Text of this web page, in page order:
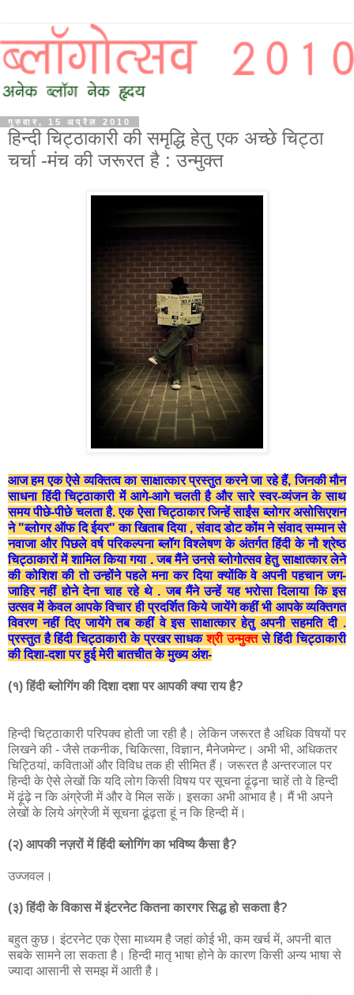
गुरुवार, 15 अप्रैल 2010
हिन्दी चिट्ठाकारी की समृद्धि हेतु एक अच्छे चिट्ठा
चर्चा -मंच की जरूरत है : उन्मुक्त
आज हम एक ऐसे व्यक्तित्व का साक्षात्कार प्रस्तुत करने जा रहे हैं, जिनकी मौन
साधना हिंदी चिट्ठाकारी में आगे-आगे चलती है और सारे स्वर-व्यंजन के साथ
समय पीछे-पीछे चलता है. एक ऐसा चिट्ठाकार जिन्हें साईंस ब्लोगर असोसिएशन
ने "ब्लोगर ऑफ दि ईयर" का खिताब दिया , संवाद डोट कोंम ने संवाद सम्मान से
नवाजा और पिछले वर्ष परिकल्पना ब्लॉग विश्लेषण के अंतर्गत हिंदी के नौ श्रेष्ठ
चिट्ठाकारों में शामिल किया गया . जब मैंने उनसे ब्लोगोत्सव हेतु साक्षात्कार लेने
की कोशिश की तो उन्होंने पहले मना कर दिया क्योंकि वे अपनी पहचान जग-
जाहिर नहीं होने देना चाह रहे थे . जब मैंने उन्हें यह भरोसा दिलाया कि इस
उत्सव में केवल आपके विचार ही प्रदर्शित किये जायेंगे कहीं भी आपके व्यक्तिगत
विवरण नहीं दिए जायेंगे तब कहीं वे इस साक्षात्कार हेतु अपनी सहमति दी .
प्रस्तुत है हिंदी चिट्ठाकारी के प्रखर साधकश्री उन्मुक्तसे हिंदी चिट्ठाकारी
की दिशा-दशा पर हुई मेरी बातचीत के मुख्य अंश-
(१) हिंदी ब्लोगिंग की दिशा दशा पर आपकी क्या राय है?
हिन्दी चिट्ठाकारी परिपक्व होती जा रही है। लेकिन जरूरत है अधिक विषयों पर
लिखने की - जैसे तकनीक, चिकित्सा, विज्ञान, मैनेजमेन्ट। अभी भी, अधिकतर
चिट्ठियां, कविताओं और विविध तक ही सीमित हैं। जरूरत है अन्तरजाल पर
हिन्दी के ऐसे लेखों कि यदि लोग किसी विषय पर सूचना ढ़ूंढ़ना चाहें तो वे हिन्दी
में ढ़ूंढ़े न कि अंग्रेजी में और वे मिल सकें। इसका अभी आभाव है। मैं भी अपने
लेखों के लिये अंग्रेजी में सूचना ढूंढ़ता हूं न कि हिन्दी में।
(२) आपकी नज़रों में हिंदी ब्लोगिंग का भविष्य कैसा है?
उज्जवल।
(३) हिंदी के विकास में इंटरनेट कितना कारगर सिद्ध हो सकता है?
बहुत कुछ। इंटरनेट एक ऐसा माध्यम है जहां कोई भी, कम खर्च में, अपनी बात
सबके सामने ला सकता है। हिन्दी मातृ भाषा होने के कारण किसी अन्य भाषा से
ज्यादा आसानी से समझ में आती है।